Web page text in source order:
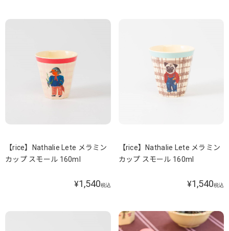
【rice】Nathalie Lete メラミン
カップ スモール 160ml
¥1,540税込
【rice】Nathalie Lete メラミン
カップ スモール 160ml
¥1,540税込